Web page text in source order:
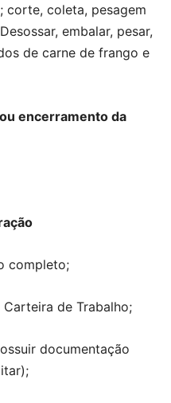
corte, coleta, pesagem
embalar, pesar,
de carne de frango e
encerramento da
completo;
Carteira de Trabalho;
documentação